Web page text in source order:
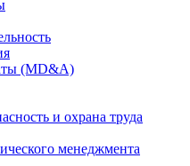
(MD&A)
и охрана труда
менеджмента